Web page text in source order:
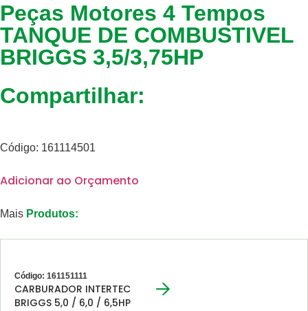
Peças Motores 4 Tempos
TANQUE DE COMBUSTIVEL
BRIGGS 3,5/3,75HP
Compartilhar:
Código: 161114501
Adicionar ao Orçamento
Mais Produtos:
Código: 161151111
CARBURADOR INTERTEC
BRIGGS 5,0 / 6,0 / 6,5HP